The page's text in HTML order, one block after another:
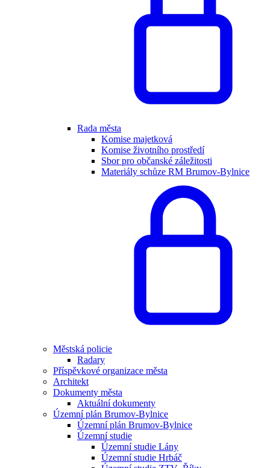
Rada města
Komise majetková
Komise životního prostředí
Sbor pro občanské záležitosti
Materiály schůze RM Brumov-Bylnice
Městská policie
Radary
Příspěvkové organizace města
Architekt
Dokumenty města
Aktuální dokumenty
Územní plán Brumov-Bylnice
Územní plán Brumov-Bylnice
Územní studie
Územní studie Lány
Územní studie Hrbáč